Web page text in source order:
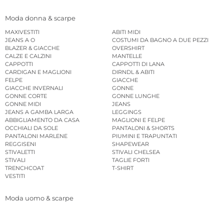
Moda donna & scarpe
MAXIVESTITI
ABITI MIDI
JEANS A O
COSTUMI DA BAGNO A DUE PEZZI
BLAZER & GIACCHE
OVERSHIRT
CALZE E CALZINI
MANTELLE
CAPPOTTI
CAPPOTTI DI LANA
CARDIGAN E MAGLIONI
DIRNDL & ABITI
FELPE
GIACCHE
GIACCHE INVERNALI
GONNE
GONNE CORTE
GONNE LUNGHE
GONNE MIDI
JEANS
JEANS A GAMBA LARGA
LEGGINGS
ABBIGLIAMENTO DA CASA
MAGLIONI E FELPE
OCCHIALI DA SOLE
PANTALONI & SHORTS
PANTALONI MARLENE
PIUMINI E TRAPUNTATI
REGGISENI
SHAPEWEAR
STIVALETTI
STIVALI CHELSEA
STIVALI
TAGLIE FORTI
TRENCHCOAT
T-SHIRT
VESTITI
Moda uomo & scarpe